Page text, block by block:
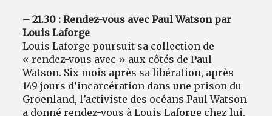
– 21.30 : Rendez-vous avec Paul Watson par
Louis Laforge
Louis Laforge poursuit sa collection de
« rendez-vous avec » aux côtés de Paul
Watson. Six mois après sa libération, après
149 jours d’incarcération dans une prison du
Groenland, l’activiste des océans Paul Watson
a donné rendez-vous à Louis Laforge chez lui,